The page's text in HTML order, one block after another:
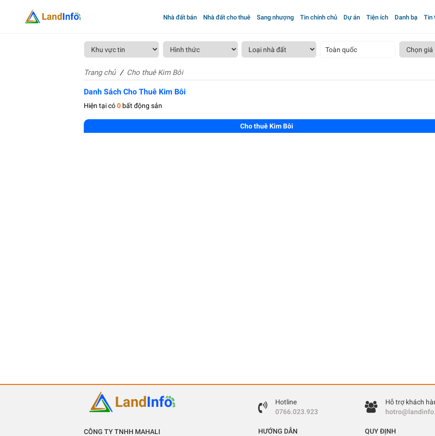
Nhà đất bán Nhà đất cho thuê Sang nhượng Tin chính chủ Dự án Tiện ích Danh bạ Tin
Toàn quốc
Trang chủ Cho thuê Kim Bôi
Danh Sách Cho Thuê Kim Bôi
Hiện tại có0 bất động sản
Cho thuê Kim Bôi
CÔNG TY TNHH MAHALI
Hotline
0766.023.923
Hỗ trợ khách
HƯỚNG DẪN QUY ĐỊNH